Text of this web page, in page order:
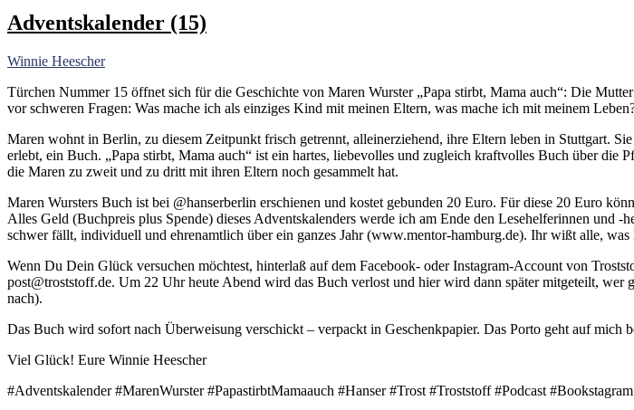
Adventskalender (15)
Winnie Heescher
Türchen Nummer 15 öffnet sich für die Geschichte von Maren Wurster „Papa stirbt, Mama auch“: Die
vor schweren Fragen: Was mache ich als einziges Kind mit meinen Eltern, was mache ich mit meinem
Maren wohnt in Berlin, zu diesem Zeitpunkt frisch getrennt, alleinerziehend, ihre Eltern leben in Stuttgart.
erlebt, ein Buch. „Papa stirbt, Mama auch“ ist ein hartes, liebevolles und zugleich kraftvolles Buch über die
die Maren zu zweit und zu dritt mit ihren Eltern noch gesammelt hat.
Maren Wursters Buch ist bei @hanserberlin erschienen und kostet gebunden 20 Euro. Für diese 20 Euro
Alles Geld (Buchpreis plus Spende) dieses Adventskalenders werde ich am Ende den Lesehelferinnen und
schwer fällt, individuell und ehrenamtlich über ein ganzes Jahr (www.mentor-hamburg.de). Ihr wißt alle,
Wenn Du Dein Glück versuchen möchtest, hinterlaß auf dem Facebook- oder Instagram-Account von
post@troststoff.de. Um 22 Uhr heute Abend wird das Buch verlost und hier wird dann später mitgeteilt,
nach).
Das Buch wird sofort nach Überweisung verschickt – verpackt in Geschenkpapier. Das Porto geht auf mich
Viel Glück! Eure Winnie Heescher
#Adventskalender #MarenWurster #PapastirbtMamaauch #Hanser #Trost #Troststoff #Podcast